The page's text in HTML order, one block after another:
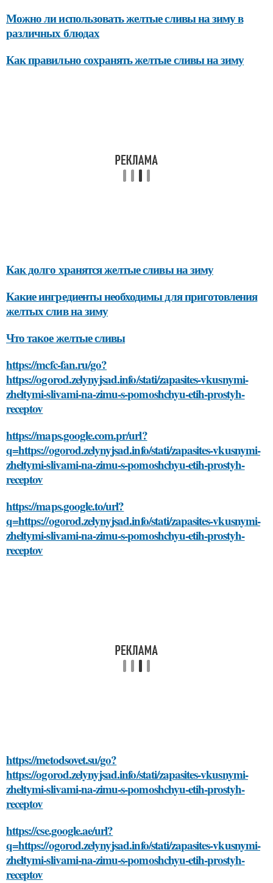
Можно ли использовать желтые сливы на зиму в
различных блюдах
Как правильно сохранять желтые сливы на зиму
Как долго хранятся желтые сливы на зиму
Какие ингредиенты необходимы для приготовления
желтых слив на зиму
Что такое желтые сливы
https://mcfc-fan.ru/go?
https://ogorod.zelynyjsad.info/stati/zapasites-vkusnymi-
zheltymi-slivami-na-zimu-s-pomoshchyu-etih-prostyh-
receptov
https://maps.google.com.pr/url?
q=https://ogorod.zelynyjsad.info/stati/zapasites-vkusnymi-
zheltymi-slivami-na-zimu-s-pomoshchyu-etih-prostyh-
receptov
https://maps.google.to/url?
q=https://ogorod.zelynyjsad.info/stati/zapasites-vkusnymi-
zheltymi-slivami-na-zimu-s-pomoshchyu-etih-prostyh-
receptov
https://metodsovet.su/go?
https://ogorod.zelynyjsad.info/stati/zapasites-vkusnymi-
zheltymi-slivami-na-zimu-s-pomoshchyu-etih-prostyh-
receptov
https://cse.google.ae/url?
q=https://ogorod.zelynyjsad.info/stati/zapasites-vkusnymi-
zheltymi-slivami-na-zimu-s-pomoshchyu-etih-prostyh-
receptov